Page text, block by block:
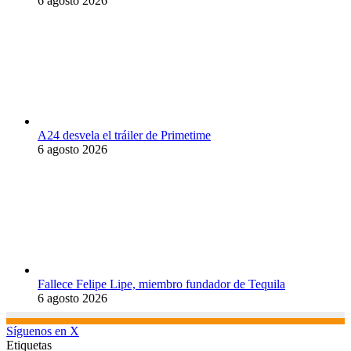
A24 desvela el tráiler de Primetime
6 agosto 2026
Fallece Felipe Lipe, miembro fundador de Tequila
6 agosto 2026
Síguenos en X
Etiquetas